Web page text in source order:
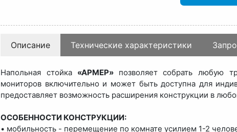
Описание Технические характеристики
Напольная стойка «АРМЕР» позволяет собрать любую
мониторов включительно и может быть доступна для
предоставляет возможность расширения конструкции в
ОСОБЕННОСТИ КОНСТРУКЦИИ:
• мобильность - перемещение по комнате усилием 1-2